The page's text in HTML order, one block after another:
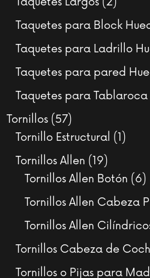
Taquetes para Block
Taquetes para Ladrillo
Taquetes para pared
Taquetes para Tablaroca
Tornillos 5757
productos
Tornillo Estructural 1 1
Tornillos Allen 1919
productos
Tornillos Allen Botón 66
Tornillos Allen Cabeza
Tornillos Allen
Tornillos Cabeza de
Tornillos o Pijas para